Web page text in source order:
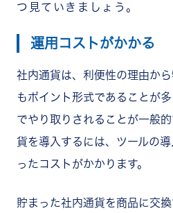
つ見ていきましょう。
運用コストがかかる
社内通貨は、利便性の理由か
もポイント形式であることが
でやり取りされることが一般
貨を導入するには、ツールの
ったコストがかかります。
貯まった社内通貨を商品に交